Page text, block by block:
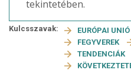
tekintetében.
Kulcsszavak: EURÓPAI UNIÓ
FEGYVEREK
TENDENCIÁK